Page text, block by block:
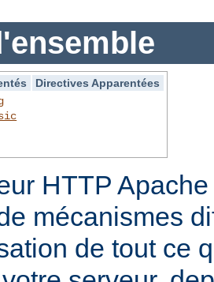
Directives Apparentées
HTTP
mécanismes
de tout ce